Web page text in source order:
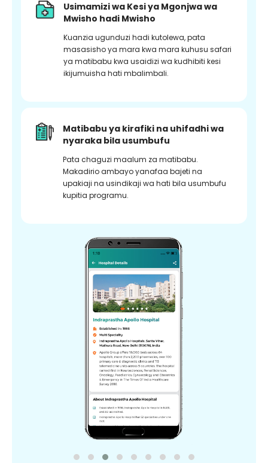
Usimamizi wa Kesi ya Mgonjwa wa
Mwisho hadi Mwisho
Kuanzia ugunduzi hadi kutolewa, pata
masasisho ya mara kwa mara kuhusu safari
ya matibabu kwa usaidizi wa kudhibiti kesi
ikijumuisha hati mbalimbali.
Matibabu ya kirafiki na uhifadhi wa
nyaraka bila usumbufu
Pata chaguzi maalum za matibabu.
Makadirio ambayo yanafaa bajeti na
upakiaji na usindikaji wa hati bila usumbufu
kupitia programu.